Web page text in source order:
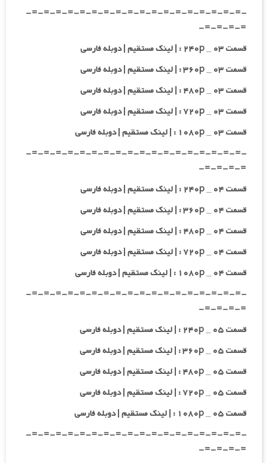
-=-=-=-=-=-=-=-=-=-=-=-=-=-=-=-=-=-=-
=-=-=-=-
قسمت ۰۳ _ ۲۴۰p : | لینک مستقیم | دوبله فارسی
قسمت ۰۳ _ ۳۶۰p : | لینک مستقیم | دوبله فارسی
قسمت ۰۳ _ ۴۸۰p : | لینک مستقیم | دوبله فارسی
قسمت ۰۳ _ ۷۲۰p : | لینک مستقیم | دوبله فارسی
قسمت ۰۳ _ ۱۰۸۰p : | لینک مستقیم | دوبله فارسی
-=-=-=-=-=-=-=-=-=-=-=-=-=-=-=-=-=-=-
=-=-=-=-
قسمت ۰۴ _ ۲۴۰p : | لینک مستقیم | دوبله فارسی
قسمت ۰۴ _ ۳۶۰p : | لینک مستقیم | دوبله فارسی
قسمت ۰۴ _ ۴۸۰p : | لینک مستقیم | دوبله فارسی
قسمت ۰۴ _ ۷۲۰p : | لینک مستقیم | دوبله فارسی
قسمت ۰۴ _ ۱۰۸۰p : | لینک مستقیم | دوبله فارسی
-=-=-=-=-=-=-=-=-=-=-=-=-=-=-=-=-=-=-
=-=-=-=-
قسمت ۰۵ _ ۲۴۰p : | لینک مستقیم | دوبله فارسی
قسمت ۰۵ _ ۳۶۰p : | لینک مستقیم | دوبله فارسی
قسمت ۰۵ _ ۴۸۰p : | لینک مستقیم | دوبله فارسی
قسمت ۰۵ _ ۷۲۰p : | لینک مستقیم | دوبله فارسی
قسمت ۰۵ _ ۱۰۸۰p : | لینک مستقیم | دوبله فارسی
-=-=-=-=-=-=-=-=-=-=-=-=-=-=-=-=-=-=-
=-=-=-=-